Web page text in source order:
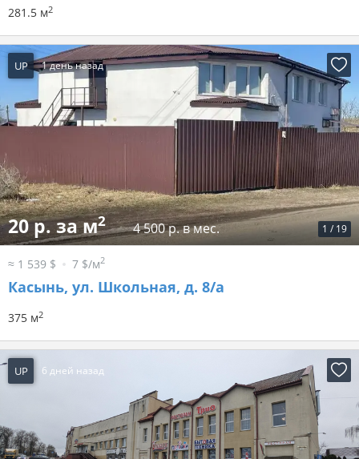
281.5 м2
UP 1 день назад
1 / 19
20 р. за м2 4 500 р. в мес.
≈ 1 539 $ 7 $/м2
Касынь, ул. Школьная, д. 8/а
375 м2
UP 6 дней назад